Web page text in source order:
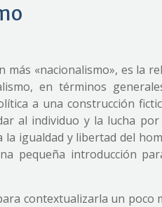
«nacionalismo», es la
en términos
a una construcción
al individuo y la lucha
igualdad y libertad del
pequeña introducción
contextualizarla un poco